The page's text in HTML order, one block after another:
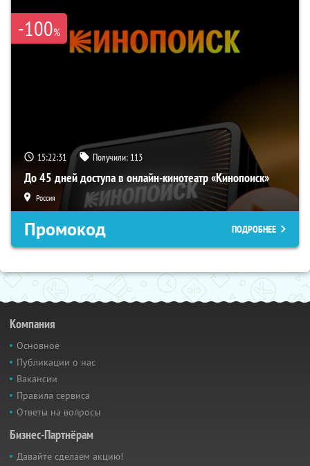
-100%
15:22:30 Получили: 113
До 45 дней доступа в онлайн-кинотеатр «Кинопоиск»
Россия
Промокод ПОДРОБНЕЕ
Компания
Основное
Публикации о нас
Вакансии
Правила сервиса
Ответы на вопросы
Бизнес-Партнёрам
Давайте сделаем акцию!